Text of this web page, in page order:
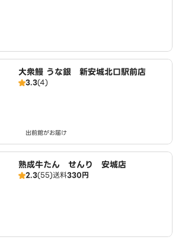
大衆鰻 うな銀 新安城北口駅前店
3.3(4)
出前館がお届け
熟成牛たん せんり 安城店
2.3(55)送料330円